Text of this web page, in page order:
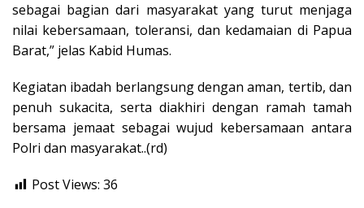
sebagai bagian dari masyarakat yang turut menjaga
nilai kebersamaan, toleransi, dan kedamaian di Papua
Barat,” jelas Kabid Humas.
Kegiatan ibadah berlangsung dengan aman, tertib, dan
penuh sukacita, serta diakhiri dengan ramah tamah
bersama jemaat sebagai wujud kebersamaan antara
Polri dan masyarakat..(rd)
Post Views: 36